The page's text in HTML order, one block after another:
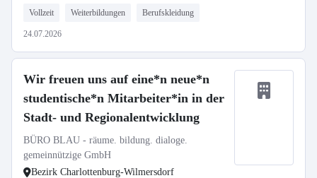
Vollzeit Weiterbildungen Berufskleidung
24.07.2026
Wir freuen uns auf eine*n neue*n
studentische*n Mitarbeiter*in in der
Stadt- und Regionalentwicklung
BÜRO BLAU - räume. bildung. dialoge.
gemeinnützige GmbH
Bezirk Charlottenburg-Wilmersdorf